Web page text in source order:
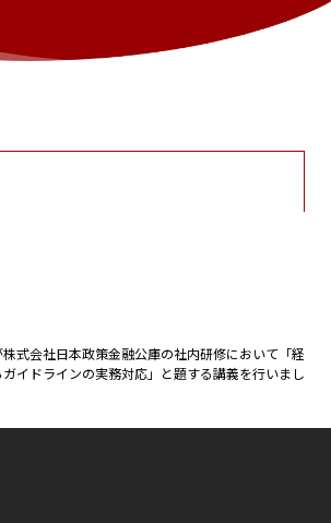
式会社日本政策金融公庫の社内研修において「経
イドラインの実務対応」と題する講義を行いまし